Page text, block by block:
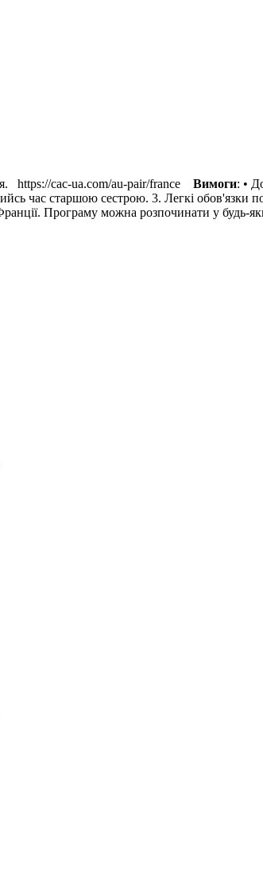
https://cac-ua.com/au-pair/france Вимоги: •
час старшою сестрою. 3. Легкі обов'язки
Програму можна розпочинати у будь-